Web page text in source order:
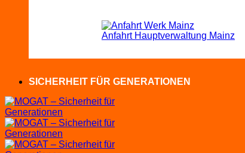
Anfahrt Hauptverwaltung Mainz
SICHERHEIT FÜR GENERATIONEN